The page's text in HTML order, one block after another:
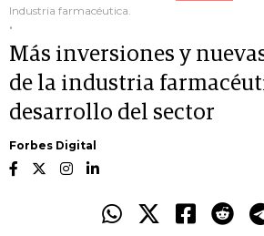
Industria farmacéutica.
.
Más inversiones y
de la industria
desarrollo del sector
Forbes Digital